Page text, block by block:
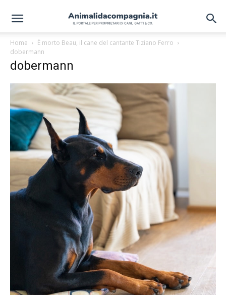
Home
È morto Beau, il cane del cantante Tiziano Ferro
dobermann
dobermann